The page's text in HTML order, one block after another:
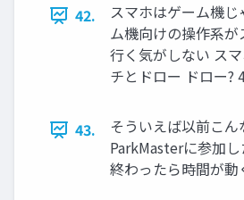
42.
スマホはゲーム機
ム機向けの操作系が
行く気がしない ス
チとドロー ドロー?
43.
そういえば以前こ
ParkMasterに参加
終わったら時間が動